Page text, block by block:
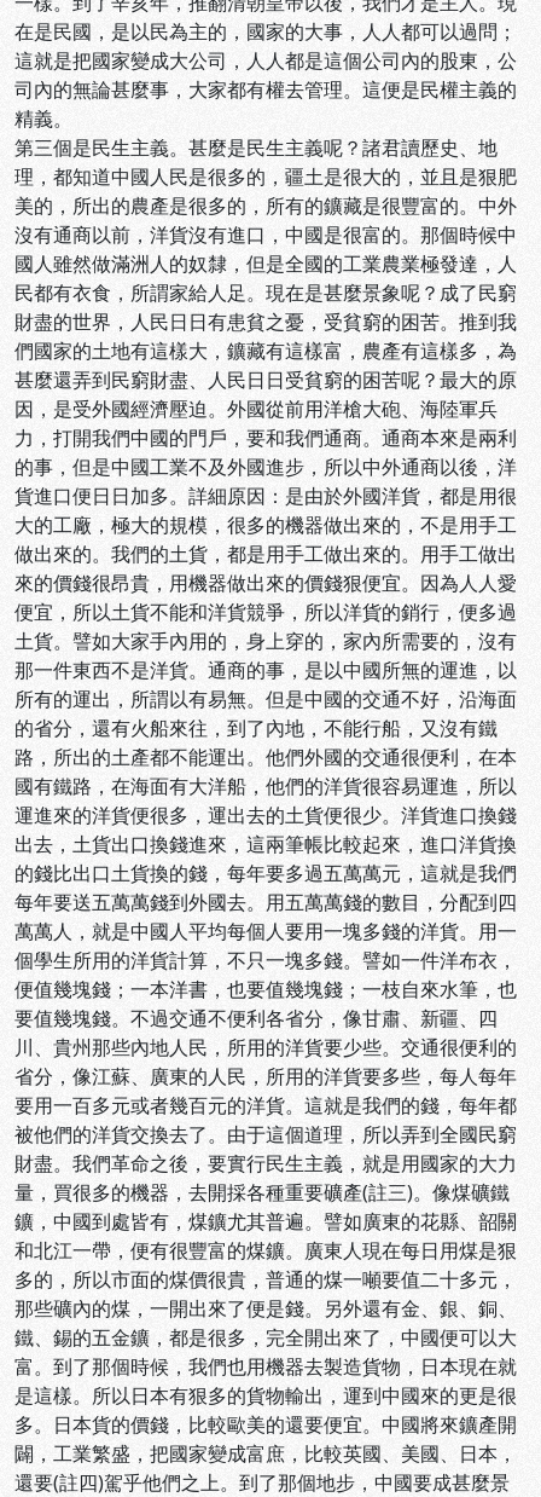
在是民國，是以民為主的，國家的大事，人人都可以過問；
這就是把國家變成大公司，人人都是這個公司內的股東，公
司內的無論甚麼事，大家都有權去管理。這便是民權主義的
精義。
第三個是民生主義。甚麼是民生主義呢？諸君讀歷史、地
理，都知道中國人民是很多的，疆土是很大的，並且是狠肥
美的，所出的農產是很多的，所有的鑛藏是很豐富的。中外
沒有通商以前，洋貨沒有進口，中國是很富的。那個時候中
國人雖然做滿洲人的奴隸，但是全國的工業農業極發達，人
民都有衣食，所謂家給人足。現在是甚麼景象呢？成了民窮
財盡的世界，人民日日有患貧之憂，受貧窮的困苦。推到我
們國家的土地有這樣大，鑛藏有這樣富，農產有這樣多，為
甚麼還弄到民窮財盡、人民日日受貧窮的困苦呢？最大的原
因，是受外國經濟壓迫。外國從前用洋槍大砲、海陸軍兵
力，打開我們中國的門戶，要和我們通商。通商本來是兩利
的事，但是中國工業不及外國進步，所以中外通商以後，洋
貨進口便日日加多。詳細原因：是由於外國洋貨，都是用很
大的工廠，極大的規模，很多的機器做出來的，不是用手工
做出來的。我們的土貨，都是用手工做出來的。用手工做出
來的價錢很昂貴，用機器做出來的價錢狠便宜。因為人人愛
便宜，所以土貨不能和洋貨競爭，所以洋貨的銷行，便多過
土貨。譬如大家手內用的，身上穿的，家內所需要的，沒有
那一件東西不是洋貨。通商的事，是以中國所無的運進，以
所有的運出，所謂以有易無。但是中國的交通不好，沿海面
的省分，還有火船來往，到了內地，不能行船，又沒有鐵
路，所出的土產都不能運出。他們外國的交通很便利，在本
國有鐵路，在海面有大洋船，他們的洋貨很容易運進，所以
運進來的洋貨便很多，運出去的土貨便很少。洋貨進口換錢
出去，土貨出口換錢進來，這兩筆帳比較起來，進口洋貨換
的錢比出口土貨換的錢，每年要多過五萬萬元，這就是我們
每年要送五萬萬錢到外國去。用五萬萬錢的數目，分配到四
萬萬人，就是中國人平均每個人要用一塊多錢的洋貨。用一
個學生所用的洋貨計算，不只一塊多錢。譬如一件洋布衣，
便值幾塊錢；一本洋書，也要值幾塊錢；一枝自來水筆，也
要值幾塊錢。不過交通不便利各省分，像甘肅、新疆、四
川、貴州那些內地人民，所用的洋貨要少些。交通很便利的
省分，像江蘇、廣東的人民，所用的洋貨要多些，每人每年
要用一百多元或者幾百元的洋貨。這就是我們的錢，每年都
被他們的洋貨交換去了。由于這個道理，所以弄到全國民窮
財盡。我們革命之後，要實行民生主義，就是用國家的大力
量，買很多的機器，去開採各種重要礦產(註三)。像煤礦鐵
鑛，中國到處皆有，煤鑛尤其普遍。譬如廣東的花縣、韶關
和北江一帶，便有很豐富的煤鑛。廣東人現在每日用煤是狠
多的，所以市面的煤價很貴，普通的煤一噸要值二十多元，
那些礦內的煤，一開出來了便是錢。另外還有金、銀、銅、
鐵、錫的五金鑛，都是很多，完全開出來了，中國便可以大
富。到了那個時候，我們也用機器去製造貨物，日本現在就
是這樣。所以日本有狠多的貨物輸出，運到中國來的更是很
多。日本貨的價錢，比較歐美的還要便宜。中國將來鑛產開
闢，工業繁盛，把國家變成富庶，比較英國、美國、日本，
還要(註四)駕乎他們之上。到了那個地步，中國要成甚麼景